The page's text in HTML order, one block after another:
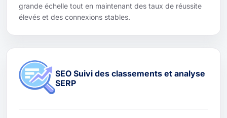
grande échelle tout en maintenant des taux de réussite
élevés et des connexions stables.
SEO Suivi des classements et analyse
SERP